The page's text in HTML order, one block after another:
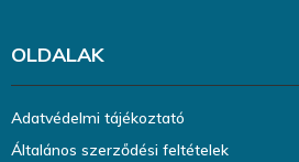
OLDALAK
Adatvédelmi tájékoztató
Általános szerződési feltételek